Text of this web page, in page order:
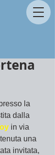
dalla
in via
una
invitata,